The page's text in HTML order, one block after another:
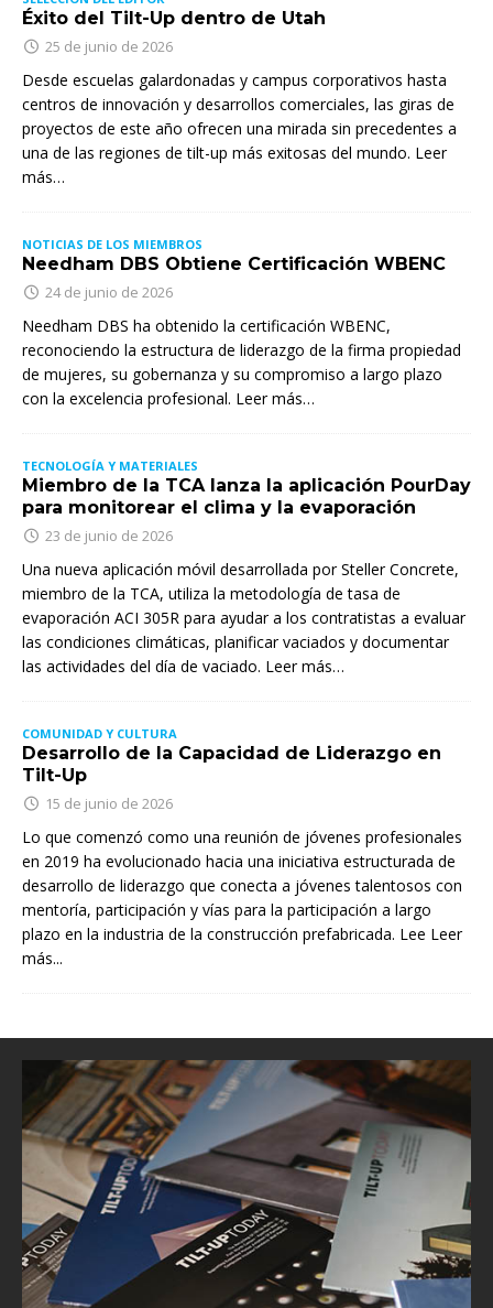
Éxito del Tilt-Up dentro de Utah
25 de junio de 2026
Desde escuelas galardonadas y campus corporativos hasta
centros de innovación y desarrollos comerciales, las giras de
proyectos de este año ofrecen una mirada sin precedentes a
una de las regiones de tilt-up más exitosas del mundo. Leer
más…
NOTICIAS DE LOS MIEMBROS
Needham DBS Obtiene Certificación WBENC
24 de junio de 2026
Needham DBS ha obtenido la certificación WBENC,
reconociendo la estructura de liderazgo de la firma propiedad
de mujeres, su gobernanza y su compromiso a largo plazo
con la excelencia profesional. Leer más…
TECNOLOGÍA Y MATERIALES
Miembro de la TCA lanza la aplicación PourDay
para monitorear el clima y la evaporación
23 de junio de 2026
Una nueva aplicación móvil desarrollada por Steller Concrete,
miembro de la TCA, utiliza la metodología de tasa de
evaporación ACI 305R para ayudar a los contratistas a evaluar
las condiciones climáticas, planificar vaciados y documentar
las actividades del día de vaciado. Leer más…
COMUNIDAD Y CULTURA
Desarrollo de la Capacidad de Liderazgo en
Tilt-Up
15 de junio de 2026
Lo que comenzó como una reunión de jóvenes profesionales
en 2019 ha evolucionado hacia una iniciativa estructurada de
desarrollo de liderazgo que conecta a jóvenes talentosos con
mentoría, participación y vías para la participación a largo
plazo en la industria de la construcción prefabricada. Lee Leer
más...